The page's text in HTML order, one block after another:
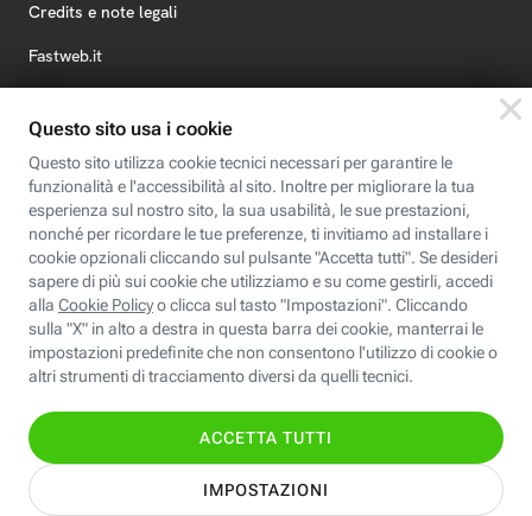
Credits e note legali
Fastweb.it
Fastweb Digital Academy
STEP FuturAbility District
Insieme, siamo futuro
© Fastweb SpA 2026 - P.IVA 12878470157
Informativa
Privacy
Modifica
preferenze cookie